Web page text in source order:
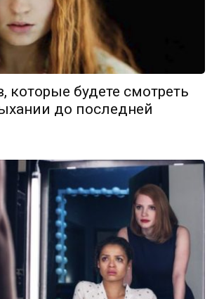
которые будете смотреть
до последней